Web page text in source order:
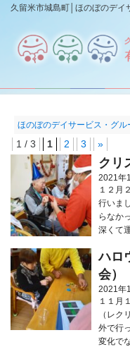
久留米市城島町│ほのぼのデイ
ほのぼのデイサービス・グ
1 / 3 1 2 3 »
クリ
2021年
１２月
行いま
らなか
深くて
ハロ
会）
2021年
１１月
（レク
外で行
変化で